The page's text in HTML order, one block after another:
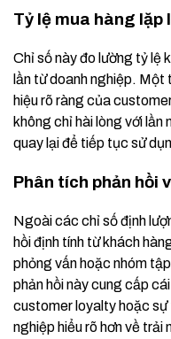
Tỷ lệ mua hàng lặp
Chỉ số này đo lường tỷ lệ
lần từ doanh nghiệp. Một
hiệu rõ ràng của
không chỉ hài lòng với lần
quay lại để tiếp tục sử
Phân tích phản hồi
Ngoài các chỉ số định
hồi định tính từ khách
phỏng vấn hoặc nhóm
phản hồi này cung cấp
customer loyalty hoặc sự
nghiệp hiểu rõ hơn về trải